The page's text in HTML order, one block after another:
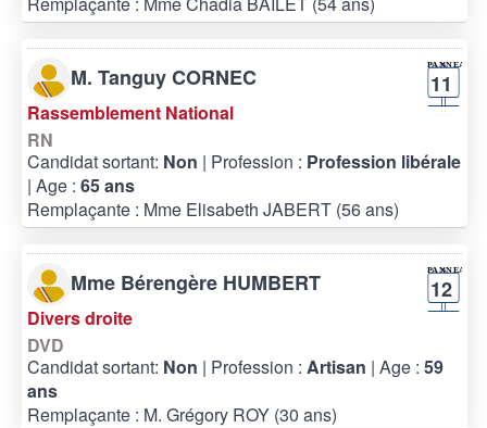
M. Tanguy CORNEC 11
Rassemblement National
RN
Candidat sortant: Non | Profession : Profession libérale
| Age : 65 ans
Remplaçante : Mme Elisabeth JABERT (56 ans)
Mme Bérengère HUMBERT 12
Divers droite
DVD
Candidat sortant: Non | Profession : Artisan | Age : 59
ans
Remplaçante : M. Grégory ROY (30 ans)